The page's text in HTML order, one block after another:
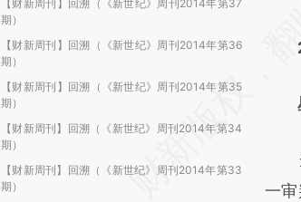
【财新周刊】回溯（《新世纪》周刊2014年第37
期）
【财新周刊】回溯（《新世纪》周刊2014年第36
期）
【财新周刊】回溯（《新世纪》周刊2014年第35
期）
【财新周刊】回溯（《新世纪》周刊2014年第34
期）
【财新周刊】回溯（《新世纪》周刊2014年第33
期）
星
当
一